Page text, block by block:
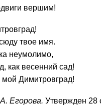
вершим!
твое имя.
неумолимо,
как весенний сад!
Димитровград!
Егорова. Утвержден 28